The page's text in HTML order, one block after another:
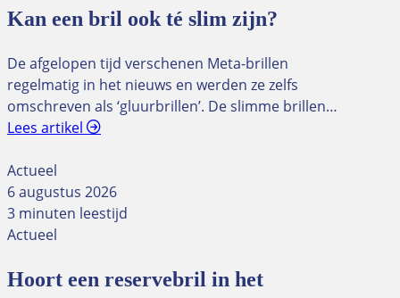
Kan een bril ook té slim zijn?
De afgelopen tijd verschenen Meta-brillen
regelmatig in het nieuws en werden ze zelfs
omschreven als ‘gluurbrillen’. De slimme brillen…
Lees artikel
Actueel
6 augustus 2026
3 minuten leestijd
Actueel
Hoort een reservebril in het